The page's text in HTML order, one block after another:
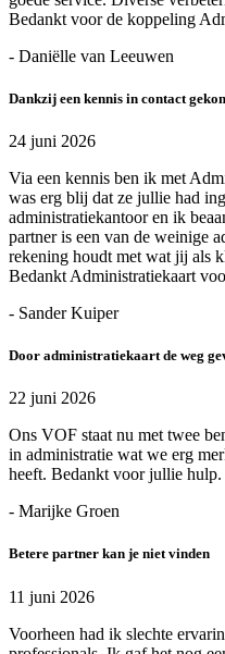
Bedankt voor de koppeling
- Daniëlle van Leeuwen
Dankzij een kennis in contact
24 juni 2026
Via een kennis ben ik met
was erg blij dat ze jullie had
administratiekantoor en ik
partner is een van de weinige
rekening houdt met wat jij als
Bedankt Administratiekaart
- Sander Kuiper
Door administratiekaart de weg
22 juni 2026
Ons VOF staat nu met twee
in administratie wat we erg
heeft. Bedankt voor jullie hulp.
- Marijke Groen
Betere partner kan je niet vinden
11 juni 2026
Voorheen had ik slechte